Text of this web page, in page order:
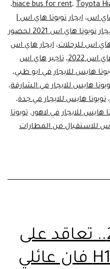
hiace bus for rent، Toyota
،
هاي اس،ايجار تويوتا هاي اس |
ايجار تويوتا هاي اس 2021 لحضور
هاي اس للرحلات، ايجار هاي اس
اس 2022 ،تاجير هاي اس
هايس للايجار في ابو ظبي،
هايس للايجار في الشارقة،
، تويوتا هايس للايجار في جدة،
هايس للايجار في لاهور،تويوتا
للاستقبال من المطارات
ليموزين 2022.. تعاقد على